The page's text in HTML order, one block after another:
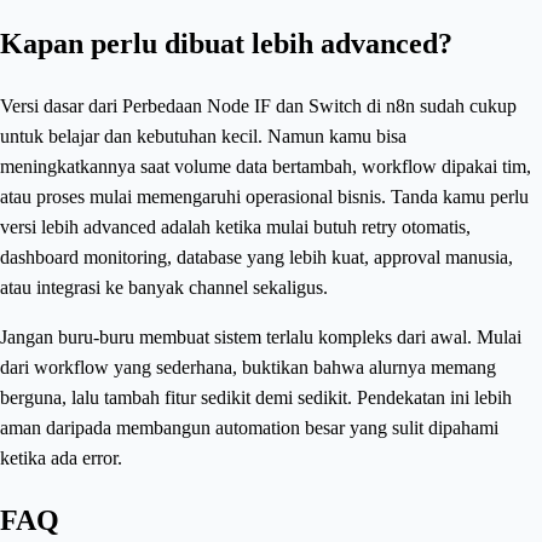
Kapan perlu dibuat lebih advanced?
Versi dasar dari Perbedaan Node IF dan Switch di n8n sudah cukup
untuk belajar dan kebutuhan kecil. Namun kamu bisa
meningkatkannya saat volume data bertambah, workflow dipakai tim,
atau proses mulai memengaruhi operasional bisnis. Tanda kamu perlu
versi lebih advanced adalah ketika mulai butuh retry otomatis,
dashboard monitoring, database yang lebih kuat, approval manusia,
atau integrasi ke banyak channel sekaligus.
Jangan buru-buru membuat sistem terlalu kompleks dari awal. Mulai
dari workflow yang sederhana, buktikan bahwa alurnya memang
berguna, lalu tambah fitur sedikit demi sedikit. Pendekatan ini lebih
aman daripada membangun automation besar yang sulit dipahami
ketika ada error.
FAQ